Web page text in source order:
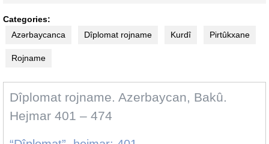
Categories:
Azərbaycanca
Dîplomat rojname Kurdî Pirtûkxane
Rojname
Dîplomat rojname. Azerbaycan, Bakû.
Hejmar 401 – 474